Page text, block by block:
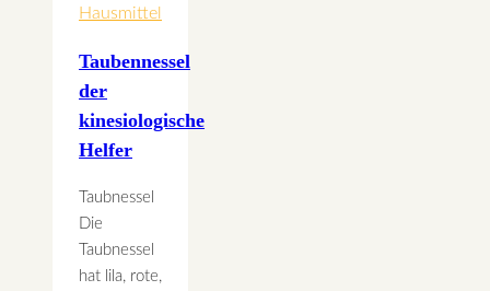
Hausmittel
Taubennessel
der
kinesiologische
Helfer
Taubnessel
Die
Taubnessel
hat lila, rote,